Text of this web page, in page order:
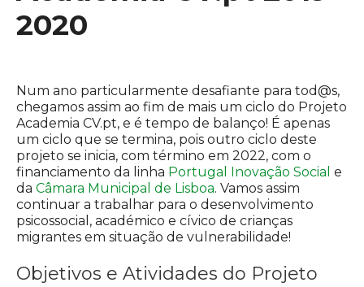
2020
Num ano particularmente desafiante para tod@s,
chegamos assim ao fim de mais um ciclo do Projeto
Academia CV.pt, e é tempo de balanço! É apenas
um ciclo que se termina, pois outro ciclo deste
projeto se inicia, com término em 2022, com o
financiamento da linha Portugal Inovação Social e
da Câmara Municipal de Lisboa. Vamos assim
continuar a trabalhar para o desenvolvimento
psicossocial, académico e cívico de crianças
migrantes em situação de vulnerabilidade!
Objetivos e Atividades do Projeto